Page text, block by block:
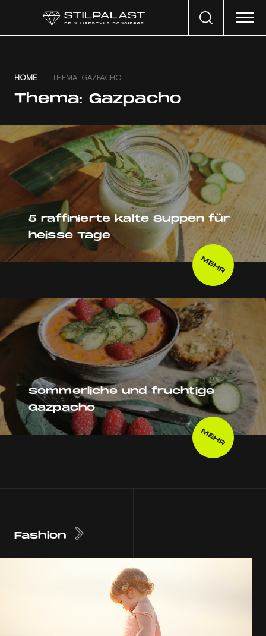
Search
HOME THEMA: GAZPACHO
Thema: Gazpacho
5 raffinierte kalte Suppen für
heisse Tage
MEHR
Sommerliche und fruchtige
Gazpacho
MEHR
Fashion